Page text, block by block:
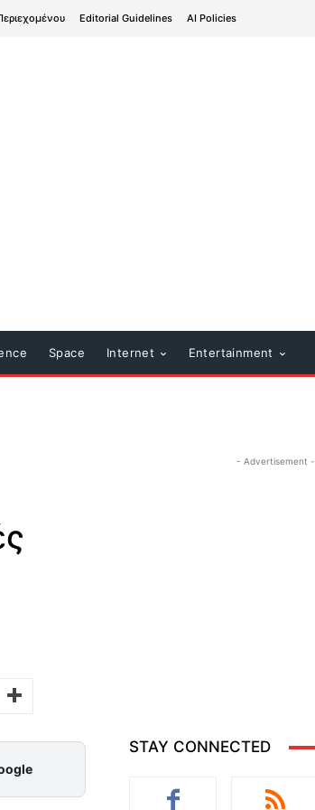
Editorial Guidelines AI Policies
Space Internet Entertainment
- Advertisement -
STAY CONNECTED